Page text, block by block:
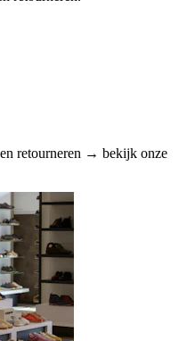
retourneren → bekijk onze